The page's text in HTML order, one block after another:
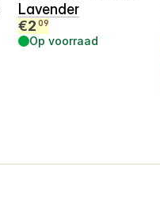
Lavender
€2 09
Op voorraad